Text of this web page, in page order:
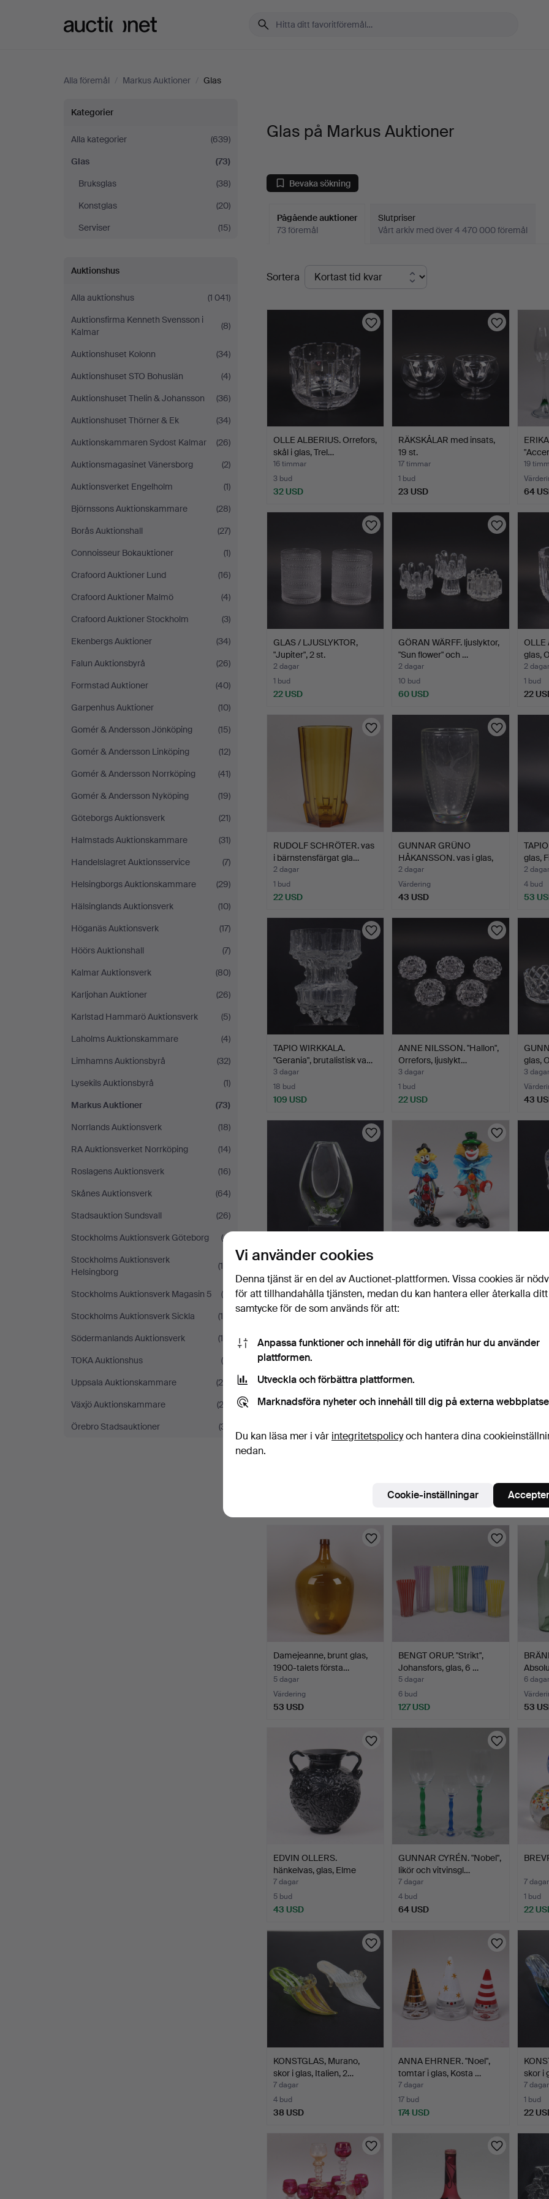
Alla föremål / Markus Auktioner / Glas
Glas
på
Markus
Auktioner
Kategorier
Alla kategorier
(639)
Glas
(73)
Bruksglas
(38)
Konstglas
(20)
Serviser
(15)
Auktionshus
Alla auktionshus
(1 041)
Auktionsfirma Kenneth Svensson i
Kalmar
(8)
Auktionshuset Kolonn
(34)
Auktionshuset STO Bohuslän
(4)
Auktionshuset Thelin & Johansson
(36)
Auktionshuset Thörner & Ek
(34)
Auktionskammaren Sydost Kalmar
(26)
Auktionsmagasinet Vänersborg
(2)
Auktionsverket Engelholm
(1)
Björnssons Auktionskammare
(28)
Borås Auktionshall
(27)
Connoisseur Bokauktioner
(1)
Crafoord Auktioner Lund
(16)
Crafoord Auktioner Malmö
(4)
Crafoord Auktioner Stockholm
(3)
Ekenbergs Auktioner
(34)
Falun Auktionsbyrå
(26)
Formstad Auktioner
(40)
Garpenhus Auktioner
(10)
Gomér & Andersson Jönköping
(15)
Gomér & Andersson Linköping
(12)
Gomér & Andersson Norrköping
(41)
Gomér & Andersson Nyköping
(19)
Göteborgs Auktionsverk
(21)
Halmstads Auktionskammare
(31)
Handelslagret Auktionsservice
(7)
Helsingborgs Auktionskammare
(29)
Hälsinglands Auktionsverk
(10)
Höganäs Auktionsverk
(17)
Höörs Auktionshall
(7)
Kalmar Auktionsverk
(80)
Karljohan Auktioner
(26)
Karlstad Hammarö Auktionsverk
(5)
Laholms Auktionskammare
(4)
Limhamns Auktionsbyrå
(32)
Lysekils Auktionsbyrå
(1)
Markus Auktioner
(73)
Norrlands Auktionsverk
(18)
RA Auktionsverket Norrköping
(14)
Roslagens Auktionsverk
(16)
Skånes Auktionsverk
(64)
Stadsauktion Sundsvall
(26)
Stockholms Auktionsverk Göteborg
(4)
Stockholms Auktionsverk
Helsingborg
(14)
Stockholms Auktionsverk Magasin 5
(9)
Stockholms Auktionsverk Sickla
(16)
Södermanlands Auktionsverk
(10)
TOKA Auktionshus
(8)
Uppsala Auktionskammare
(24)
Växjö Auktionskammare
(23)
Örebro Stadsauktioner
(31)
Glas på Markus Auktioner
Bevaka sökning
Pågående auktioner
73 föremål
Slutpriser
Vårt arkiv med över 4 470 000 föremål
Pågående
auktioner
Sortera
OLLE ALBERIUS. Orrefors,
skål i glas, Trel…
16 timmar
3 bud
32 USD
RÄKSKÅLAR med insats,
19 st.
17 timmar
1 bud
23 USD
19
64
GLAS / LJUSLYKTOR,
"Jupiter", 2 st.
2 dagar
1 bud
22 USD
GÖRAN WÄRFF. ljuslyktor,
"Sun flower" och …
2 dagar
10 bud
60 USD
OLLE
glas,
2 dagar
1 bud
22
RUDOLF SCHRÖTER. vas
i bärnstensfärgat gla…
2 dagar
1 bud
22 USD
GUNNAR GRÜNO
HÅKANSSON. vas i glas,
Johans…
2 dagar
Värdering
43 USD
glas,
2 dagar
4 bud
53
TAPIO WIRKKALA.
"Gerania", brutalistisk va…
3 dagar
18 bud
109 USD
ANNE NILSSON. "Hallon",
Orrefors, ljuslykt…
3 dagar
1 bud
22 USD
glas,
3 dagar
43
VICKE LINDSTRAND.
"Sjögräs", vas i glas, K…
3 dagar
1 bud
22 USD
3 dagar
6 bud
3 dagar
14 bud
1 bud
3 bud
Damejeanne, brunt glas,
1900-talets första…
5 dagar
Värdering
53 USD
BENGT ORUP. "Strikt",
Johansfors, glas, 6 …
5 dagar
6 bud
127 USD
6 dagar
53
EDVIN OLLERS.
hänkelvas, glas, Elme
glasbr…
7 dagar
5 bud
43 USD
GUNNAR CYRÉN. "Nobel",
likör och vitvinsgl…
7 dagar
4 bud
64 USD
7 dagar
1 bud
22
KONSTGLAS, Murano,
skor i glas, Italien, 2…
7 dagar
4 bud
38 USD
ANNA EHRNER. "Noel",
tomtar i glas, Kosta …
7 dagar
17 bud
174 USD
skor i
7 dagar
1 bud
22
Vi använder cookies
Denna tjänst är en del av Auctionet-plattformen. Vissa cookies är
för att tillhandahålla tjänsten, medan du kan hantera eller återkalla ditt
samtycke för de som används för att:
Anpassa funktioner och innehåll för dig utifrån hur du använder
plattformen.
Utveckla och förbättra plattformen.
Marknadsföra nyheter och innehåll till dig på externa
Du kan läsa mer i vår integritetspolicyoch hantera dina
nedan.
Cookie-inställningar